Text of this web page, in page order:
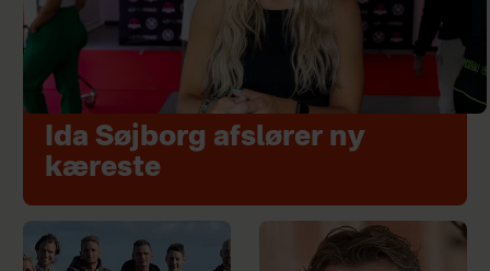
Ida Søjborg afslører ny
kæreste